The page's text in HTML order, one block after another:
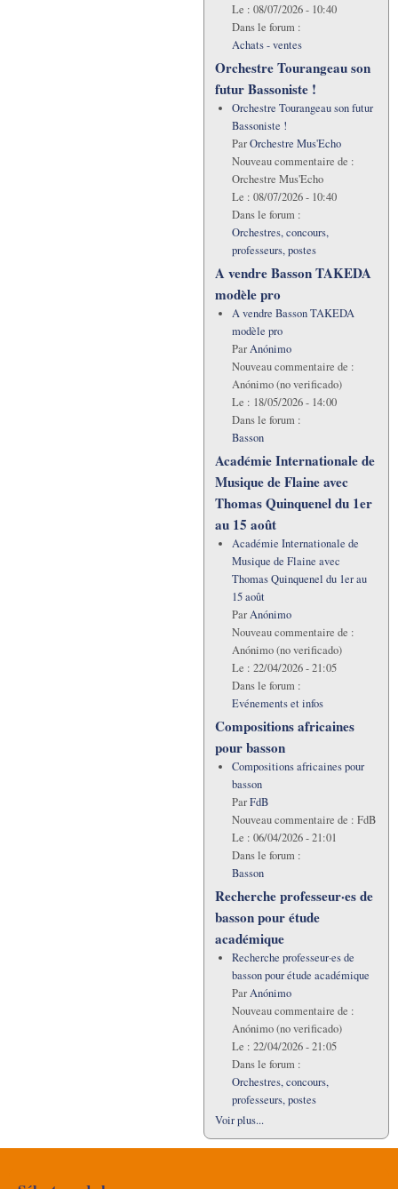
Le : 08/07/2026 - 10:40
Dans le forum :
Achats - ventes
Orchestre Tourangeau son
futur Bassoniste !
Orchestre Tourangeau son futur
Bassoniste !
ParOrchestre Mus'Echo
Nouveau commentaire de :
Orchestre Mus'Echo
Le : 08/07/2026 - 10:40
Dans le forum :
Orchestres, concours,
professeurs, postes
A vendre Basson TAKEDA
modèle pro
A vendre Basson TAKEDA
modèle pro
ParAnónimo
Nouveau commentaire de :
Anónimo (no verificado)
Le : 18/05/2026 - 14:00
Dans le forum :
Basson
Académie Internationale de
Musique de Flaine avec
Thomas Quinquenel du 1er
au 15 août
Académie Internationale de
Musique de Flaine avec
Thomas Quinquenel du 1er au
15 août
ParAnónimo
Nouveau commentaire de :
Anónimo (no verificado)
Le : 22/04/2026 - 21:05
Dans le forum :
Evénements et infos
Compositions africaines
pour basson
Compositions africaines pour
basson
ParFdB
Nouveau commentaire de : FdB
Le : 06/04/2026 - 21:01
Dans le forum :
Basson
Recherche professeur·es de
basson pour étude
académique
Recherche professeur·es de
basson pour étude académique
ParAnónimo
Nouveau commentaire de :
Anónimo (no verificado)
Le : 22/04/2026 - 21:05
Dans le forum :
Orchestres, concours,
professeurs, postes
Voir plus...